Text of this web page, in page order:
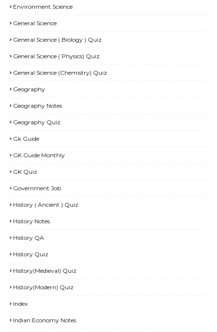
Environment Science
General Science
General Science ( Biology ) Quiz
General Science ( Physics) Quiz
General Science (Chemistry) Quiz
Geography
Geography Notes
Geography Quiz
Gk Guide
GK Guide Monthly
GK Quiz
Government Job
History ( Ancient ) Quiz
History Notes
History QA
History Quiz
History(Medieval) Quiz
History(Modern) Quiz
Index
Indian Economy Notes